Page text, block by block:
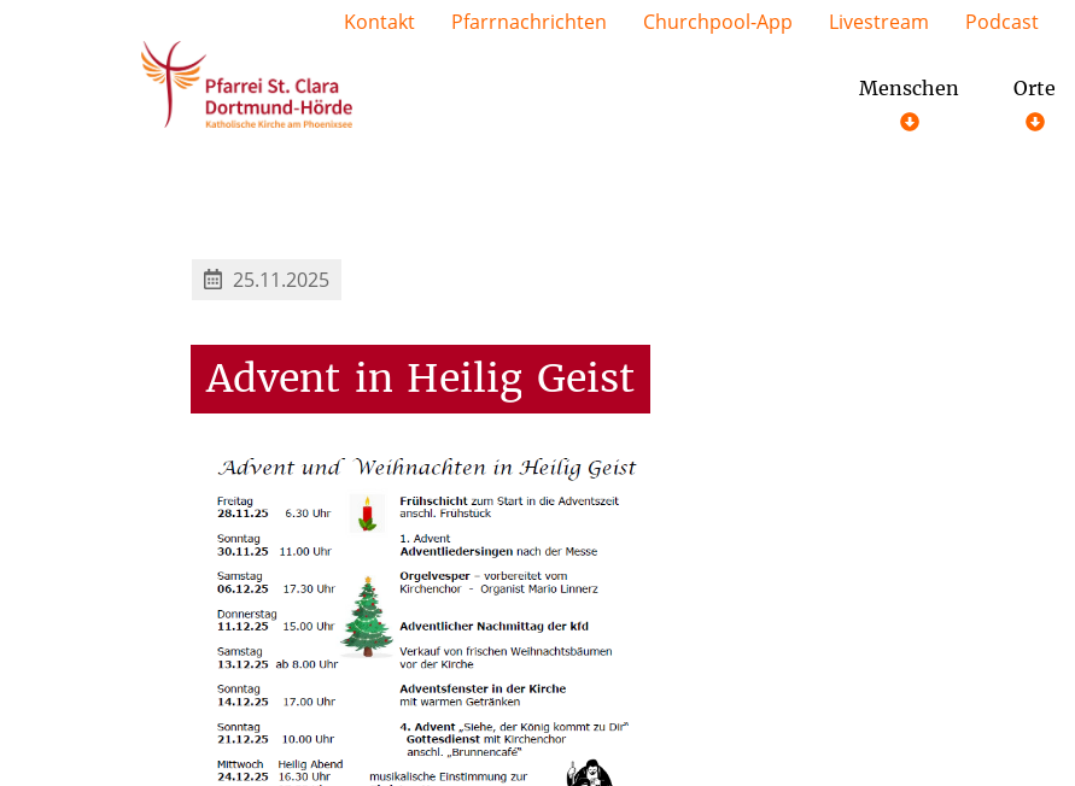
Menschen Orte
Kontakt Pfarrnachrichten Churchpool-App Livestream Podcast
25.11.2025
Advent in Heilig Geist